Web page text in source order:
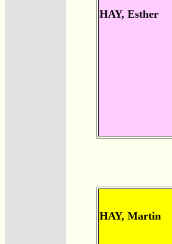
HAY, Esther
HAY, Martin